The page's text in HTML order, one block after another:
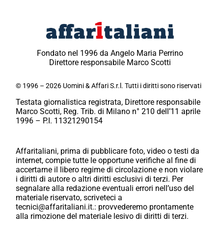
Fondato nel 1996 da Angelo Maria Perrino
Direttore responsabile Marco Scotti
© 1996 – 2026 Uomini & Affari S.r.l. Tutti i diritti sono riservati
Testata giornalistica registrata, Direttore responsabile
Marco Scotti, Reg. Trib. di Milano n° 210 dell’11 aprile
1996 – P.I. 11321290154
Affaritaliani, prima di pubblicare foto, video o testi da
internet, compie tutte le opportune verifiche al fine di
accertarne il libero regime di circolazione e non violare
i diritti di autore o altri diritti esclusivi di terzi. Per
segnalare alla redazione eventuali errori nell’uso del
materiale riservato, scriveteci a
tecnici@affaritaliani.it.: provvederemo prontamente
alla rimozione del materiale lesivo di diritti di terzi.